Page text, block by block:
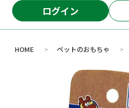
ログイン
HOME > ペットのおもちゃ >